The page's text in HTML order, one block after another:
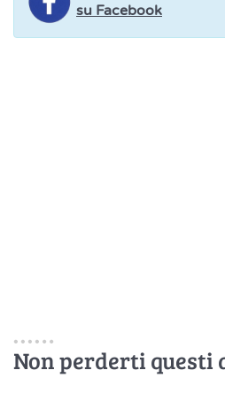
su Facebook
Non perderti questi